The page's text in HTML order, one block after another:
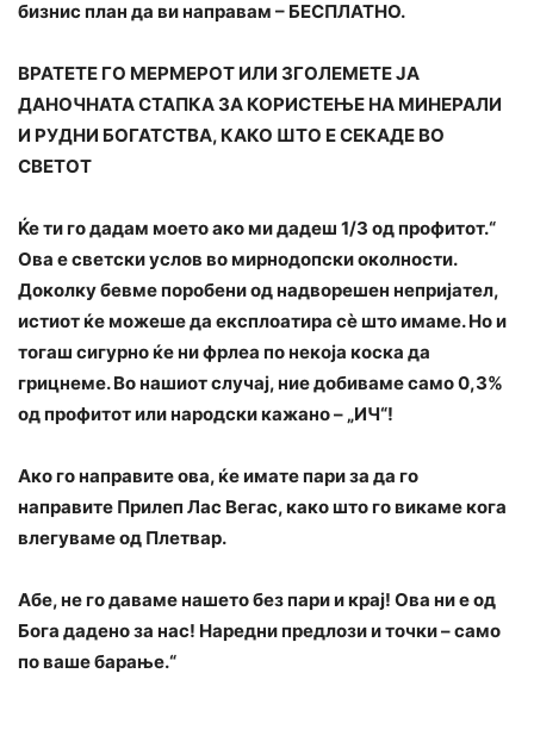
бизнис план да ви направам – БЕСПЛАТНО.
ВРАТЕТЕ ГО МЕРМЕРОТ ИЛИ ЗГОЛЕМЕТЕ ЈА
ДАНОЧНАТА СТАПКА ЗА КОРИСТЕЊЕ НА МИНЕРАЛИ
И РУДНИ БОГАТСТВА, КАКО ШТО Е СЕКАДЕ ВО
СВЕТОТ
Ќе ти го дадам моето ако ми дадеш 1/3 од профитот.“
Ова е светски услов во мирнодопски околности.
Доколку бевме поробени од надворешен непријател,
истиот ќе можеше да експлоатира сè што имаме. Но и
тогаш сигурно ќе ни фрлеа по некоја коска да
грицнеме. Во нашиот случај, ние добиваме само 0,3%
од профитот или народски кажано – „ИЧ“!
Ако го направите ова, ќе имате пари за да го
направите Прилеп Лас Вегас, како што го викаме кога
влегуваме од Плетвар.
Абе, не го даваме нашето без пари и крај! Ова ни е од
Бога дадено за нас! Наредни предлози и точки – само
по ваше барање.“